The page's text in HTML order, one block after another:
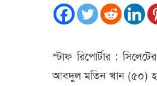
স্টাফ রিপোর্টার :
আবদুল মতিন খান (৫০)